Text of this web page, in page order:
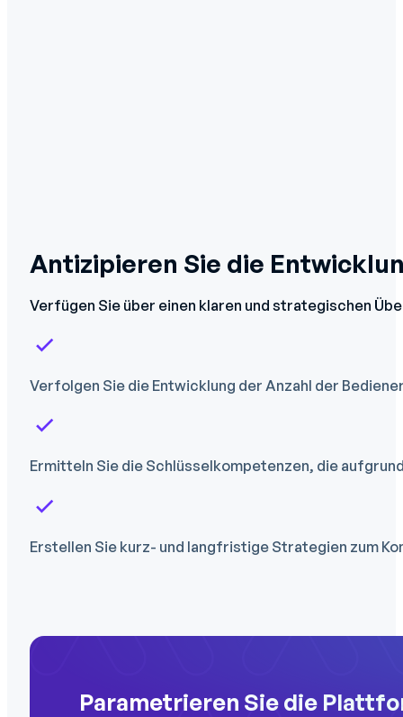
Antizipieren Sie die
Verfügen Sie über einen klaren und strategischen
Verfolgen Sie die Entwicklung der Anzahl der
Ermitteln Sie die Schlüsselkompetenzen, die
Erstellen Sie kurz- und langfristige Strategien zum
Parametrieren Sie die